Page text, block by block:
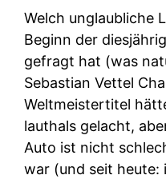
Welch unglaubliche
Beginn der
gefragt hat (was
Sebastian Vettel
Weltmeistertitel
lauthals gelacht,
Auto ist nicht
war (und seit heute: